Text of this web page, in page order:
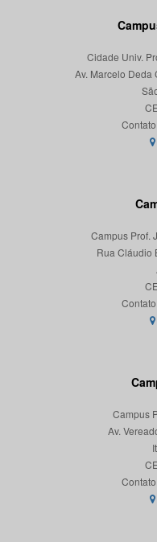
Cidade Univ.
Av. Marcelo Deda
Campus Prof.
Rua Cláudio
Campus
Av.